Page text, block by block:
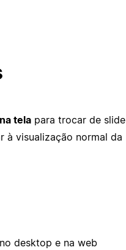
tela para trocar de slide
à visualização normal da
desktop e na web